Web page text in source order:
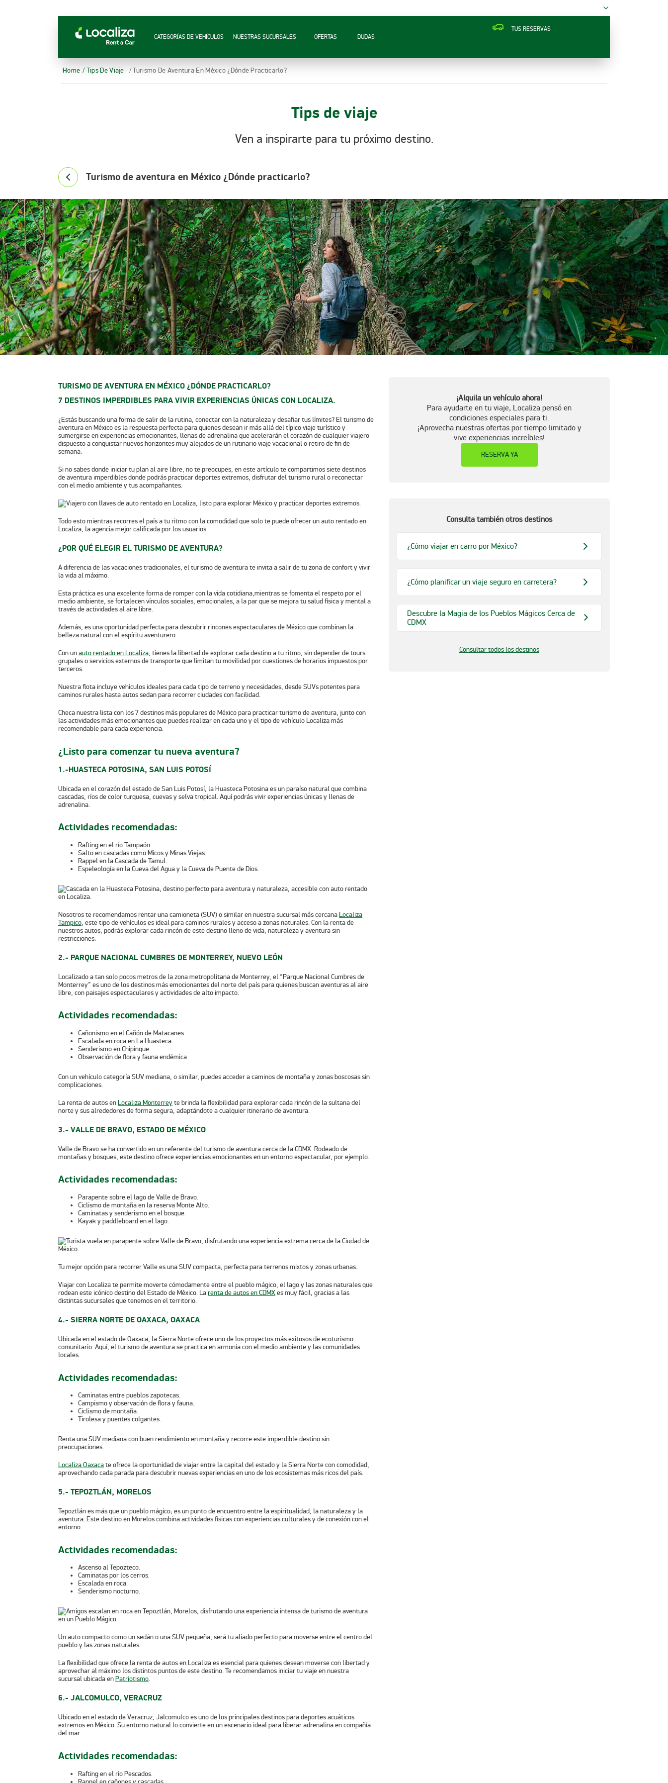
TUS RESERVAS
CATEGORÍAS DE VEHÍCULOS
NUESTRAS SUCURSALES OFERTAS DUDAS
Home / Tips De Viaje / Turismo De Aventura En México ¿Dónde Practicarlo?
Tips de viaje
Ven a inspirarte para tu próximo destino.
Turismo de aventura en México ¿Dónde practicarlo?
TURISMO DE AVENTURA EN MÉXICO ¿DÓNDE PRACTICARLO?
7 DESTINOS IMPERDIBLES PARA VIVIR EXPERIENCIAS ÚNICAS CON LOCALIZA.
¿Estás buscando una forma de salir de la rutina, conectar con la naturaleza y desafiar tus límites? El turismo de
aventura en México es la respuesta perfecta para quienes desean ir más allá del típico viaje turístico y
sumergirse en experiencias emocionantes, llenas de adrenalina que acelerarán el corazón de cualquier viajero
dispuesto a conquistar nuevos horizontes muy alejados de un rutinario viaje vacacional o retiro de fin de
semana.
Si no sabes donde iniciar tu plan al aire libre, no te preocupes, en este artículo te compartimos siete destinos
de aventura imperdibles donde podrás practicar deportes extremos, disfrutar del turismo rural o reconectar
con el medio ambiente y tus acompañantes.
Todo esto mientras recorres el país a tu ritmo con la comodidad que solo te puede ofrecer un auto rentado en
Localiza, la agencia mejor calificada por los usuarios.
¿POR QUÉ ELEGIR EL TURISMO DE AVENTURA?
A diferencia de las vacaciones tradicionales, el turismo de aventura te invita a salir de tu zona de confort y vivir
la vida al máximo.
Esta práctica es una excelente forma de romper con la vida cotidiana,mientras se fomenta el respeto por el
medio ambiente, se fortalecen vínculos sociales, emocionales, a la par que se mejora tu salud física y mental a
través de actividades al aire libre.
Además, es una oportunidad perfecta para descubrir rincones espectaculares de México que combinan la
belleza natural con el espíritu aventurero.
Con unauto rentado en Localiza, tienes la libertad de explorar cada destino a tu ritmo, sin depender de tours
grupales o servicios externos de transporte que limitan tu movilidad por cuestiones de horarios impuestos por
terceros.
Nuestra flota incluye vehículos ideales para cada tipo de terreno y necesidades, desde SUVs potentes para
caminos rurales hasta autos sedan para recorrer ciudades con facilidad.
Checa nuestra lista con los 7 destinos más populares de México para practicar turismo de aventura, junto con
las actividades más emocionantes que puedes realizar en cada uno y el tipo de vehículo Localiza más
recomendable para cada experiencia.
¿Listo para comenzar tu nueva aventura?
1.-HUASTECA POTOSINA, SAN LUIS POTOSÍ
Ubicada en el corazón del estado de San Luis Potosí, la Huasteca Potosina es un paraíso natural que combina
cascadas, ríos de color turquesa, cuevas y selva tropical. Aquí podrás vivir experiencias únicas y llenas de
adrenalina.
Actividades recomendadas:
Rafting en el río Tampaón.
Salto en cascadas como Micos y Minas Viejas.
Rappel en la Cascada de Tamul.
Espeleología en la Cueva del Agua y la Cueva de Puente de Dios.
Nosotros te recomendamos rentar una camioneta (SUV) o similar en nuestra sucursal más cercana Localiza
Tampico, este tipo de vehículos es ideal para caminos rurales y acceso a zonas naturales. Con la renta de
nuestros autos, podrás explorar cada rincón de este destino lleno de vida, naturaleza y aventura sin
restricciones.
2.- PARQUE NACIONAL CUMBRES DE MONTERREY, NUEVO LEÓN
Localizado a tan solo pocos metros de la zona metropolitana de Monterrey, el “Parque Nacional Cumbres de
Monterrey” es uno de los destinos más emocionantes del norte del país para quienes buscan aventuras al aire
libre, con paisajes espectaculares y actividades de alto impacto.
Actividades recomendadas:
Cañonismo en el Cañón de Matacanes
Escalada en roca en La Huasteca
Senderismo en Chipinque
Observación de flora y fauna endémica
Con un vehículo categoría SUV mediana, o similar, puedes acceder a caminos de montaña y zonas boscosas sin
complicaciones.
La renta de autos en Localiza Monterreyte brinda la flexibilidad para explorar cada rincón de la sultana del
norte y sus alrededores de forma segura, adaptándote a cualquier itinerario de aventura.
3.- VALLE DE BRAVO, ESTADO DE MÉXICO
Valle de Bravo se ha convertido en un referente del turismo de aventura cerca de la CDMX. Rodeado de
montañas y bosques, este destino ofrece experiencias emocionantes en un entorno espectacular, por ejemplo.
Actividades recomendadas:
Parapente sobre el lago de Valle de Bravo.
Ciclismo de montaña en la reserva Monte Alto.
Caminatas y senderismo en el bosque.
Kayak y paddleboard en el lago.
Tu mejor opción para recorrer Valle es una SUV compacta, perfecta para terrenos mixtos y zonas urbanas.
Viajar con Localiza te permite moverte cómodamente entre el pueblo mágico, el lago y las zonas naturales que
rodean este icónico destino del Estado de México. Larenta de autos en CDMXes muy fácil, gracias a las
distintas sucursales que tenemos en el territorio.
4.- SIERRA NORTE DE OAXACA, OAXACA
Ubicada en el estado de Oaxaca, la Sierra Norte ofrece uno de los proyectos más exitosos de ecoturismo
comunitario. Aquí, el turismo de aventura se practica en armonía con el medio ambiente y las comunidades
locales.
Actividades recomendadas:
Caminatas entre pueblos zapotecas.
Campismo y observación de flora y fauna.
Ciclismo de montaña.
Tirolesa y puentes colgantes.
Renta una SUV mediana con buen rendimiento en montaña y recorre este imperdible destino sin
preocupaciones.
Localiza Oaxacate ofrece la oportunidad de viajar entre la capital del estado y la Sierra Norte con comodidad,
aprovechando cada parada para descubrir nuevas experiencias en uno de los ecosistemas más ricos del país.
5.- TEPOZTLÁN, MORELOS
Tepoztlán es más que un pueblo mágico; es un punto de encuentro entre la espiritualidad, la naturaleza y la
aventura. Este destino en Morelos combina actividades físicas con experiencias culturales y de conexión con el
entorno.
Actividades recomendadas:
Ascenso al Tepozteco.
Caminatas por los cerros.
Escalada en roca.
Senderismo nocturno.
Un auto compacto como un sedán o una SUV pequeña, será tu aliado perfecto para moverse entre el centro del
pueblo y las zonas naturales.
La flexibilidad que ofrece la renta de autos en Localiza es esencial para quienes desean moverse con libertad y
aprovechar al máximo los distintos puntos de este destino. Te recomendamos iniciar tu viaje en nuestra
sucursal ubicada enPatriotismo.
6.- JALCOMULCO, VERACRUZ
Ubicado en el estado de Veracruz, Jalcomulco es uno de los principales destinos para deportes acuáticos
extremos en México. Su entorno natural lo convierte en un escenario ideal para liberar adrenalina en compañía
del mar.
Actividades recomendadas:
Rafting en el río Pescados.
¡Alquila un vehículo ahora!
Para ayudarte en tu viaje, Localiza pensó en
condiciones especiales para ti.
¡Aprovecha nuestras ofertas por tiempo limitado y
vive experiencias increíbles!
RESERVA YA
Consulta también otros destinos
¿Cómo viajar en carro por México?
¿Cómo planificar un viaje seguro en carretera?
Descubre la Magia de los Pueblos Mágicos Cerca de
CDMX
Consultar todos los destinos